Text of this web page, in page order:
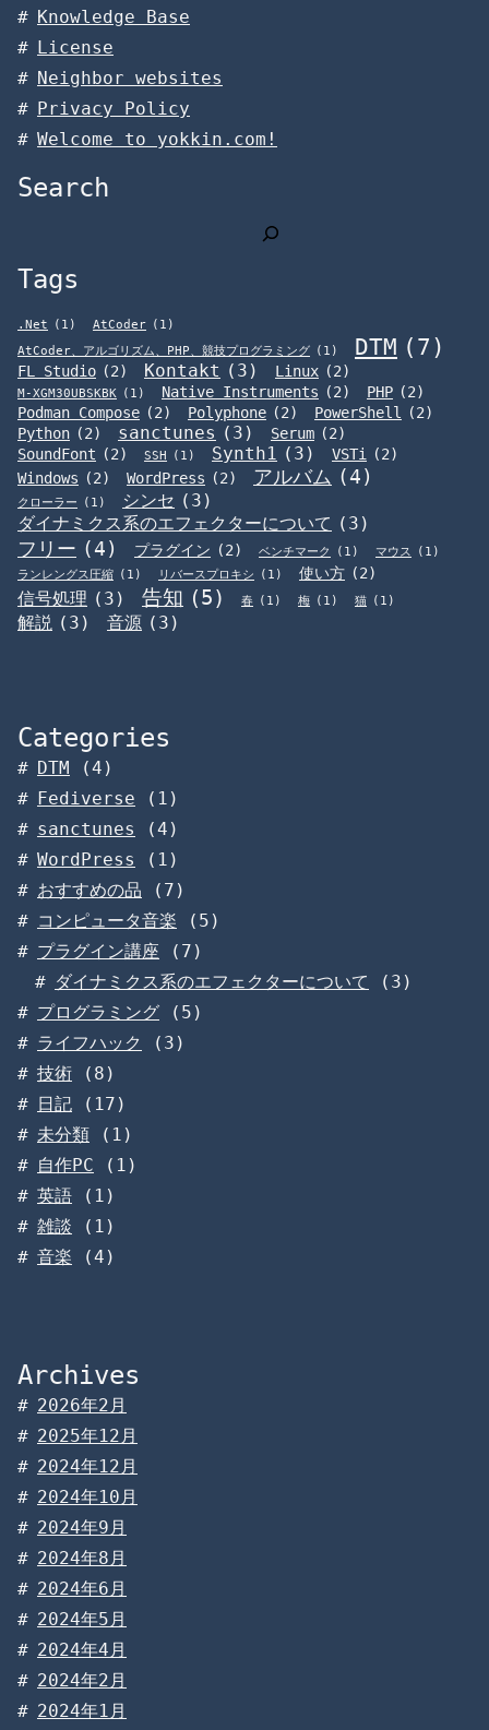
Knowledge Base
License
Neighbor websites
Privacy Policy
Welcome to yokkin.com!
Search
Tags
.Net (1) AtCoder (1)
AtCoder、アルゴリズム、PHP、競技プログラミング (1) DTM (7)
FL Studio (2) Kontakt (3) Linux (2)
M-XGM30UBSKBK (1) Native Instruments (2) PHP (2)
Podman Compose (2) Polyphone (2) PowerShell (2)
Python (2) sanctunes (3) Serum (2)
SoundFont (2) SSH (1) Synth1 (3) VSTi (2)
Windows (2) WordPress (2) アルバム (4)
クローラー (1) シンセ (3)
ダイナミクス系のエフェクターについて (3)
フリー (4) プラグイン (2) ベンチマーク (1) マウス
(1)
ランレングス圧縮 (1) リバースプロキシ (1) 使い方 (2)
信号処理 (3) 告知 (5) 春 (1) 梅 (1) 猫 (1)
解説 (3) 音源 (3)
Categories
DTM
(4)
Fediverse (1)
sanctunes
(4)
WordPress
(1)
おすすめの品 (7)
コンピュータ音楽 (5)
プラグイン講座 (7)
ダイナミクス系のエフェクターについて
(3)
プログラミング (5)
ライフハック
(3)
技術 (8)
日記 (17)
未分類 (1)
自作PC (1)
英語 (1)
雑談 (1)
音楽 (4)
Archives
2026年2月
2025年12月
2024年12月
2024年10月
2024年9月
2024年8月
2024年6月
2024年5月
2024年4月
2024年2月
2024年1月